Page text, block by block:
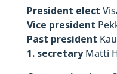
President elect
Vice president
Past president
1. secretary Matti